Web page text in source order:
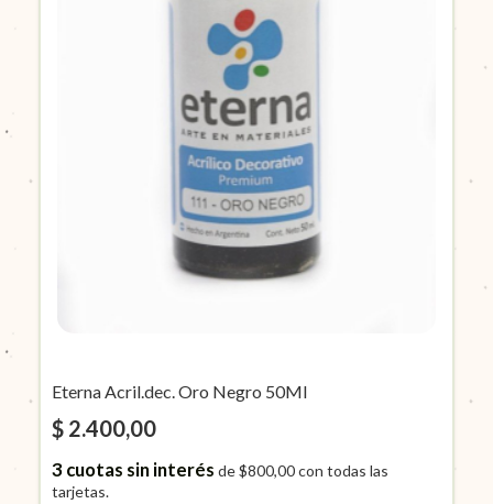
Eterna Acril.dec. Oro Negro 50Ml
$ 2.400,00
3cuotas sin interés de$800,00con todas las
tarjetas.